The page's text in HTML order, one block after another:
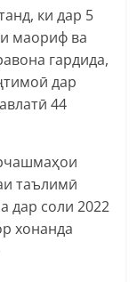
ки дар 5
маориф ва
гардида,
дар
44
таълимӣ
дар соли 2022
хонанда